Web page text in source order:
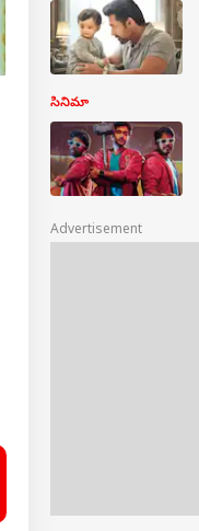
సినిమా
Advertisement